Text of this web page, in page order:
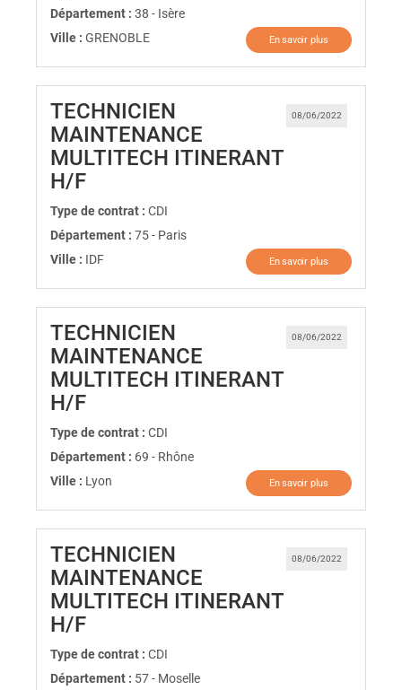
Département : 38 - Isère
Ville : GRENOBLE En savoir plus
08/06/2022
TECHNICIEN
MAINTENANCE
MULTITECH ITINERANT
H/F(Nouvelle fenêtre)
Type de contrat : CDI
Département : 75 - Paris
Ville : IDF En savoir plus
08/06/2022
TECHNICIEN
MAINTENANCE
MULTITECH ITINERANT
H/F(Nouvelle fenêtre)
Type de contrat : CDI
Département : 69 - Rhône
Ville : Lyon En savoir plus
08/06/2022
TECHNICIEN
MAINTENANCE
MULTITECH ITINERANT
H/F(Nouvelle fenêtre)
Type de contrat : CDI
Département : 57 - Moselle